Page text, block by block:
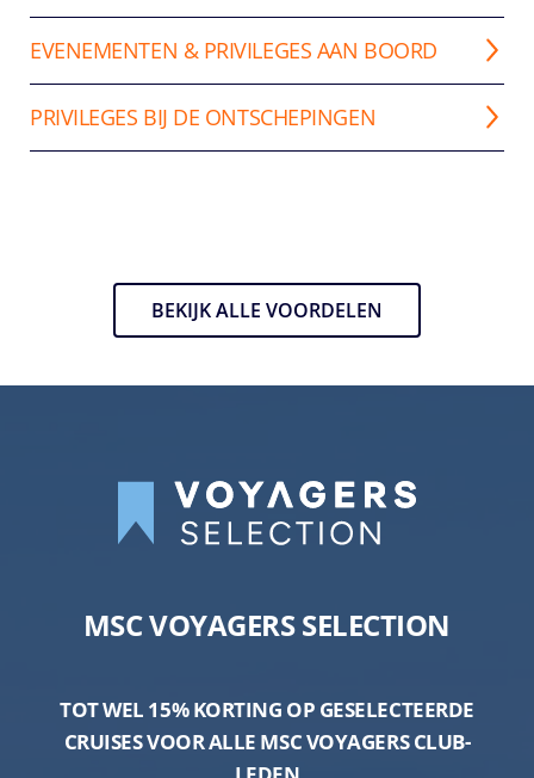
EVENEMENTEN & PRIVILEGES AAN BOORD
PRIVILEGES BIJ DE ONTSCHEPINGEN
BEKIJK ALLE VOORDELEN
MSC VOYAGERS SELECTION
TOT WEL 15% KORTING OP GESELECTEERDE
CRUISES VOOR ALLE MSC VOYAGERS CLUB-